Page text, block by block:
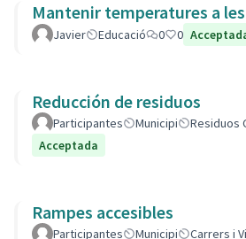
Mantenir temperatures a
Javier Educació 0 0
Reducción de residuos
Participantes Municipi Residuos
Acceptada
Rampes accesibles
Participantes Municipi Carrers i